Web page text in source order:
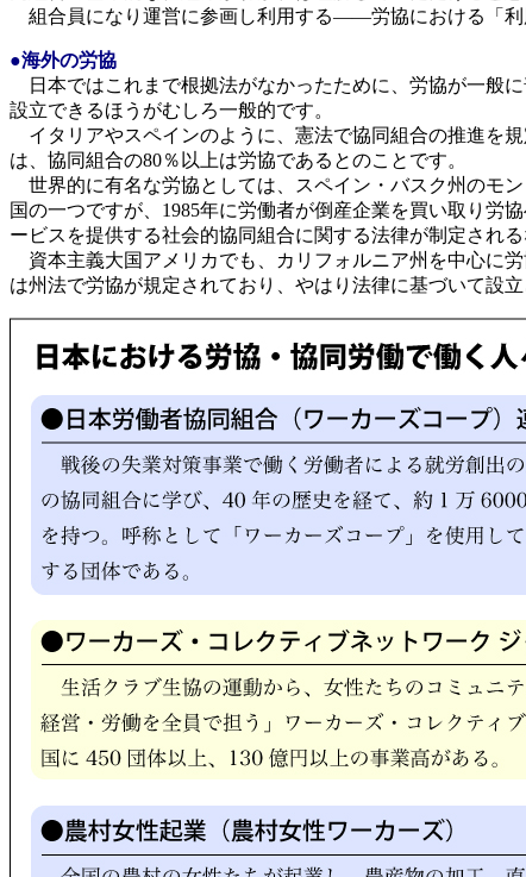
組合員になり運営に参画し利用する――労協における「利
●海外の労協
日本ではこれまで根拠法がなかったために、労協が一般
設立できるほうがむしろ一般的です。
イタリアやスペインのように、憲法で協同組合の推進を
は、協同組合の80％以上は労協であるとのことです。
世界的に有名な労協としては、スペイン・バスク州のモ
国の一つですが、1985年に労働者が倒産企業を買い取り労
ービスを提供する社会的協同組合に関する法律が制定され
資本主義大国アメリカでも、カリフォルニア州を中心に
は州法で労協が規定されており、やはり法律に基づいて設立